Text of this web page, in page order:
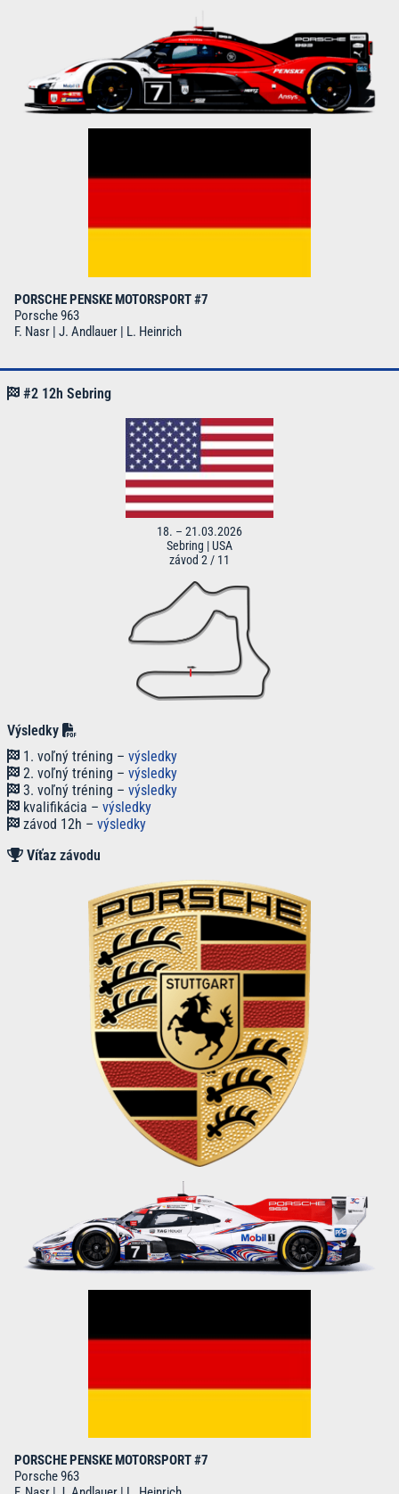
PORSCHE PENSKE MOTORSPORT #7
Porsche 963
F. Nasr | J. Andlauer | L. Heinrich
#2 12h Sebring
18. – 21.03.2026
Sebring | USA
závod 2 / 11
Výsledky
1. voľný tréning – výsledky
2. voľný tréning – výsledky
3. voľný tréning – výsledky
kvalifikácia – výsledky
závod 12h – výsledky
Víťaz závodu
PORSCHE PENSKE MOTORSPORT #7
Porsche 963